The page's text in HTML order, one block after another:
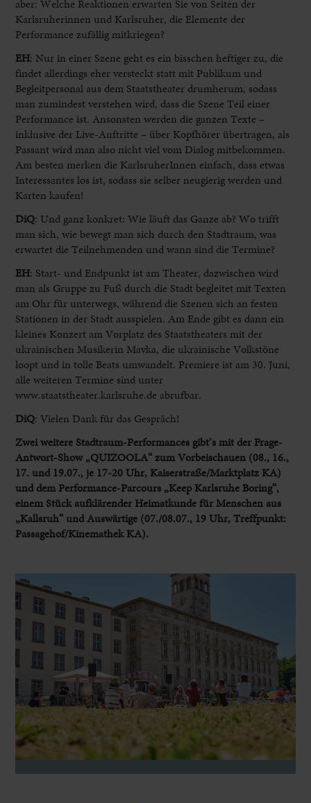
aber: Welche Reaktionen erwarten Sie von Seiten der
Karlsruherinnen und Karlsruher, die Elemente der
Performance zufällig mitkriegen?
EH: Nur in einer Szene geht es ein bisschen heftiger zu, die
findet allerdings eher versteckt statt mit Publikum und
Begleitpersonal aus dem Staatstheater drumherum, sodass
man zumindest verstehen wird, dass die Szene Teil einer
Performance ist. Ansonsten werden die ganzen Texte –
inklusive der Live-Auftritte – über Kopfhörer übertragen, als
Passant wird man also nicht viel vom Dialog mitbekommen.
Am besten merken die KarlsruherInnen einfach, dass etwas
Interessantes los ist, sodass sie selber neugierig werden und
Karten kaufen!
DiQ: Und ganz konkret: Wie läuft das Ganze ab? Wo trifft
man sich, wie bewegt man sich durch den Stadtraum, was
erwartet die Teilnehmenden und wann sind die Termine?
EH: Start- und Endpunkt ist am Theater, dazwischen wird
man als Gruppe zu Fuß durch die Stadt begleitet mit Texten
am Ohr für unterwegs, während die Szenen sich an festen
Stationen in der Stadt ausspielen. Am Ende gibt es dann ein
kleines Konzert am Vorplatz des Staatstheaters mit der
ukrainischen Musikerin Mavka, die ukrainische Volkstöne
loopt und in tolle Beats umwandelt. Premiere ist am 30. Juni,
alle weiteren Termine sind unter
www.staatstheater.karlsruhe.de abrufbar.
DiQ: Vielen Dank für das Gespräch!
Zwei weitere Stadtraum-Performances gibt’s mit der Frage-
Antwort-Show „QUIZOOLA“ zum Vorbeischauen (08., 16.,
17. und 19.07., je 17-20 Uhr, Kaiserstraße/Marktplatz KA)
und dem Performance-Parcours „Keep Karlsruhe Boring“,
einem Stück aufklärender Heimatkunde für Menschen aus
„Kallsruh“ und Auswärtige (07./08.07., 19 Uhr, Treffpunkt:
Passagehof/Kinemathek KA).